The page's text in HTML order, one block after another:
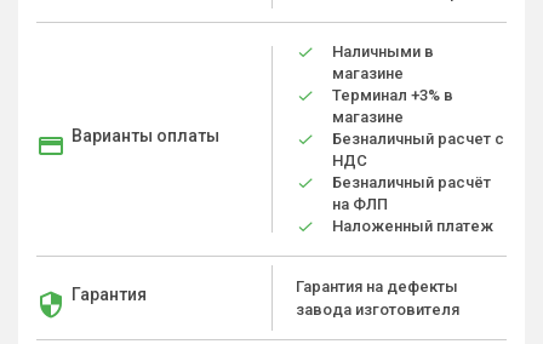
Варианты оплаты
Наличными в
магазине
Терминал +3% в
магазине
Безналичный расчет с
НДС
Безналичный расчёт
на ФЛП
Наложенный платеж
Гарантия
Гарантия на дефекты
завода изготовителя